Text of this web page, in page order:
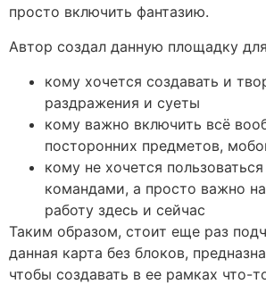
просто включить фантазию.
Автор создал данную площадку
кому хочется создавать и
раздражения и суеты
кому важно включить всё
посторонних предметов,
кому не хочется
командами, а просто важно
работу здесь и сейчас
Таким образом, стоит еще раз
данная карта без блоков,
чтобы создавать в ее рамках что-